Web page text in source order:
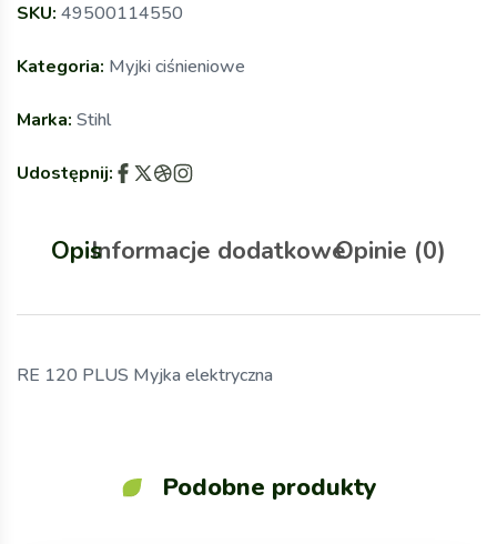
SKU: 49500114550
Kategoria: Myjki ciśnieniowe
Marka: Stihl
Udostępnij:
OpisInformacje dodatkoweOpinie (0)
RE 120 PLUS Myjka elektryczna
Podobne produkty